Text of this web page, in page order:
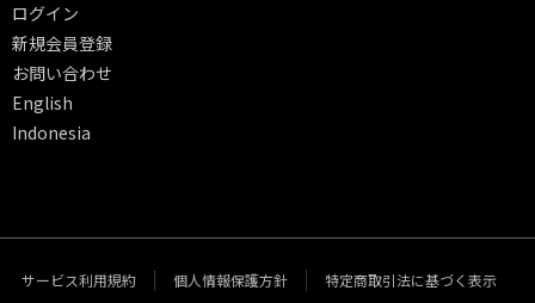
ログイン
新規会員登録
お問い合わせ
English
Indonesia
サービス利用規約 個人情報保護方針 特定商取引法に基づく表示